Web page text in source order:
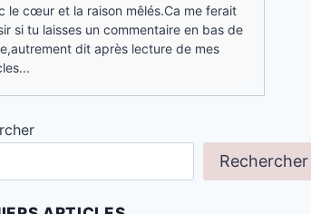
le cœur et la raison mêlés.Ca me ferait
si tu laisses un commentaire en bas de
dit après lecture de mes
Rechercher